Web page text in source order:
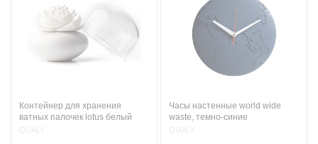
Контейнер для хранения
ватных палочек lotus белый
QUALY
Часы настенные world wide
waste, темно-синие
QUALY